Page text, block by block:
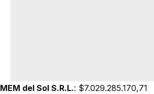
MEM del Sol S.R.L.: $7.029.285.170,71